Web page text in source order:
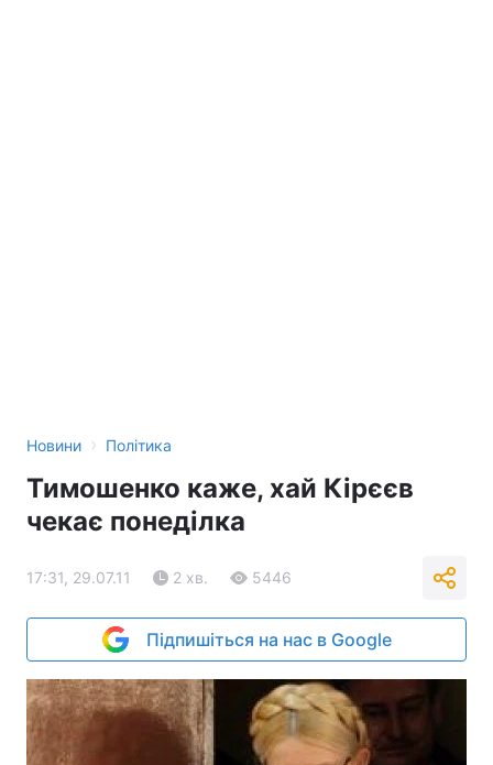
Новини › Політика
Тимошенко каже, хай Кірєєв
чекає понеділка
17:31, 29.07.11 2 хв. 5446
Підпишіться на нас в Google